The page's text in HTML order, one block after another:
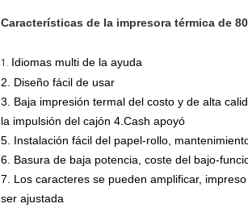
Características de la impresora térmica de
1. Idiomas multi de la ayuda
2. Diseño fácil de usar
3. Baja impresión termal del costo y de alta
la impulsión del cajón 4.Cash apoyó
5. Instalación fácil del papel-rollo,
6. Basura de baja potencia, coste del bajo-
7. Los caracteres se pueden amplificar,
ser ajustada